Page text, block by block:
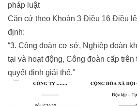
pháp luật
Căn cứ theo Khoản 3 Điều 16 Điều
định:
“3. Công đoàn cơ sở, Nghiệp đoàn
tại và hoạt động, Công đoàn cấp trên
quyết định giải thể.”